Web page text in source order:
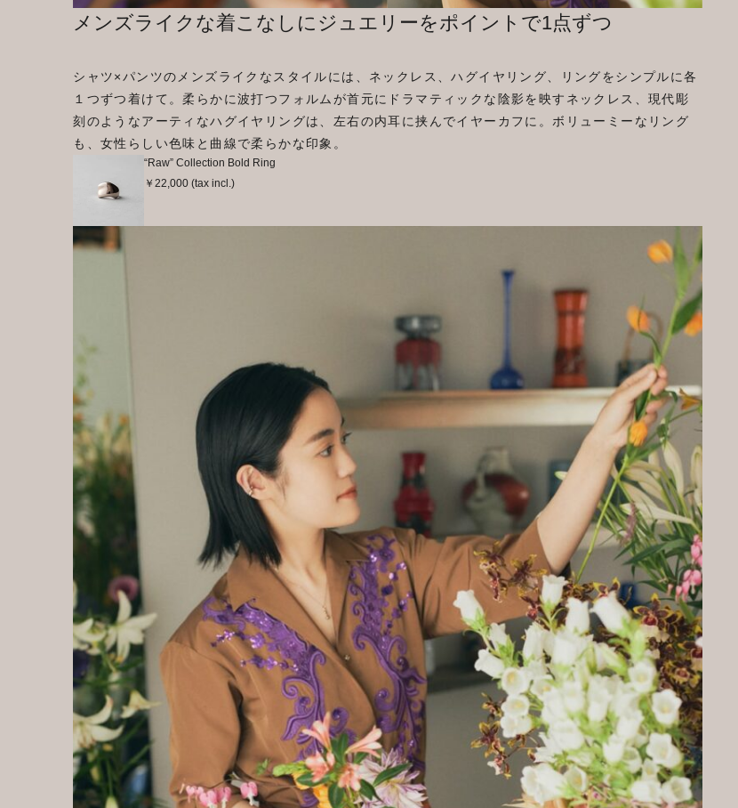
メンズライクな着こなしにジュエリーをポイントで1点ずつ
シャツ×パンツのメンズライクなスタイルには、ネックレス、ハグイヤリング、リングをシンプルに各
１つずつ着けて。柔らかに波打つフォルムが首元にドラマティックな陰影を映すネックレス、現代彫
刻のようなアーティなハグイヤリングは、左右の内耳に挟んでイヤーカフに。ボリューミーなリング
も、女性らしい色味と曲線で柔らかな印象。
“Raw” Collection Bold Ring
￥22,000 (tax incl.)